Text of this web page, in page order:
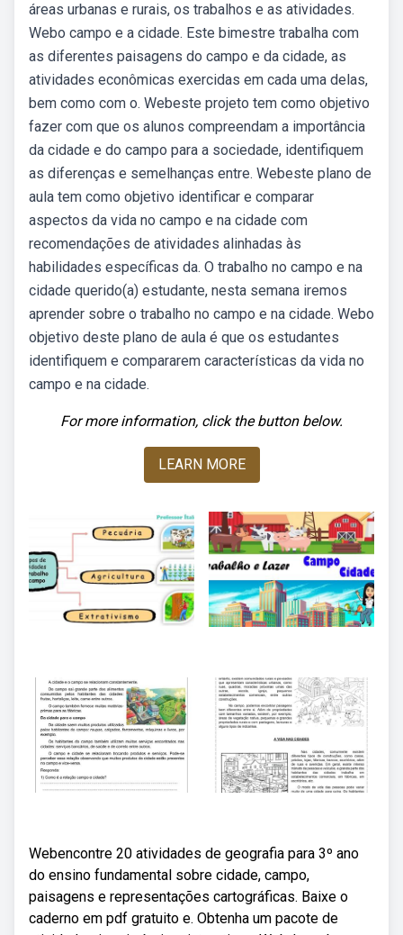
áreas urbanas e rurais, os trabalhos e as atividades.
Webo campo e a cidade. Este bimestre trabalha com
as diferentes paisagens do campo e da cidade, as
atividades econômicas exercidas em cada uma delas,
bem como com o. Webeste projeto tem como objetivo
fazer com que os alunos compreendam a importância
da cidade e do campo para a sociedade, identifiquem
as diferenças e semelhanças entre. Webeste plano de
aula tem como objetivo identificar e comparar
aspectos da vida no campo e na cidade com
recomendações de atividades alinhadas às
habilidades específicas da. O trabalho no campo e na
cidade querido(a) estudante, nesta semana iremos
aprender sobre o trabalho no campo e na cidade. Webo
objetivo deste plano de aula é que os estudantes
identifiquem e compararem características da vida no
campo e na cidade.
For more information, click the button below.
LEARN MORE
Webencontre 20 atividades de geografia para 3º ano
do ensino fundamental sobre cidade, campo,
paisagens e representações cartográficas. Baixe o
caderno em pdf gratuito e. Obtenha um pacote de